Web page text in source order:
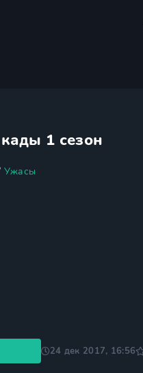
1 сезон
Ужасы
24 дек 2017, 16:56